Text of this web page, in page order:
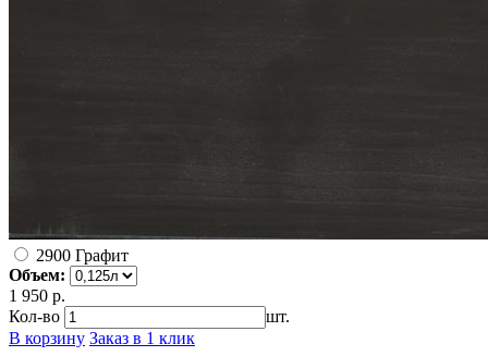
2900 Графит
Объем:
1 950 р.
Кол-во
шт.
В корзину Заказ в 1 клик